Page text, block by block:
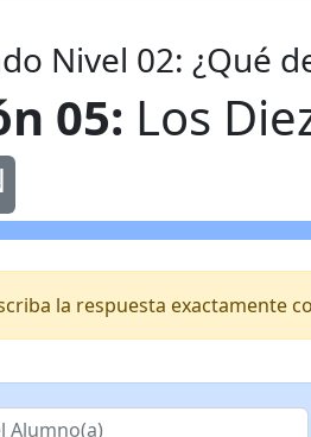
Nivel 02: ¿Qué
05: Los
la respuesta exactamente